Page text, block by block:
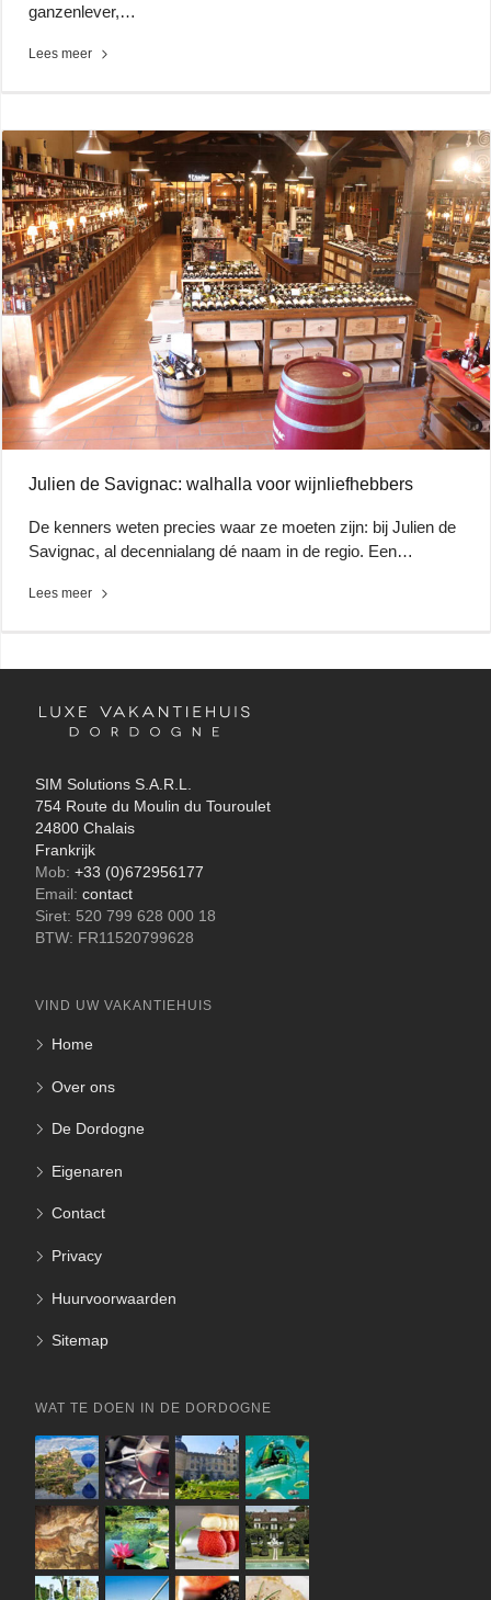
ganzenlever,…
Lees meer
Julien de Savignac: walhalla voor wijnliefhebbers
De kenners weten precies waar ze moeten zijn: bij Julien de
Savignac, al decennialang dé naam in de regio. Een…
Lees meer
SIM Solutions S.A.R.L.
754 Route du Moulin du Touroulet
24800 Chalais
Frankrijk
Mob: +33 (0)672956177
Email: contact
Siret: 520 799 628 000 18
BTW: FR11520799628
VIND UW VAKANTIEHUIS
Home
Over ons
De Dordogne
Eigenaren
Contact
Privacy
Huurvoorwaarden
Sitemap
WAT TE DOEN IN DE DORDOGNE